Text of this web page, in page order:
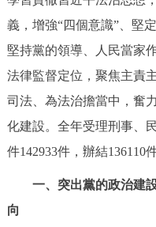
仲介服務
政民互動
12345網上接訴即辦
參與調查
走進北京
義，增強“四個意識”、堅
堅持黨的領導、人民當家
法律監督定位，聚焦主責
司法、為法治擔當中，奮
化建設。全年受理刑事、
件142933件，辦結136110
一、突出黨的政治建設
向